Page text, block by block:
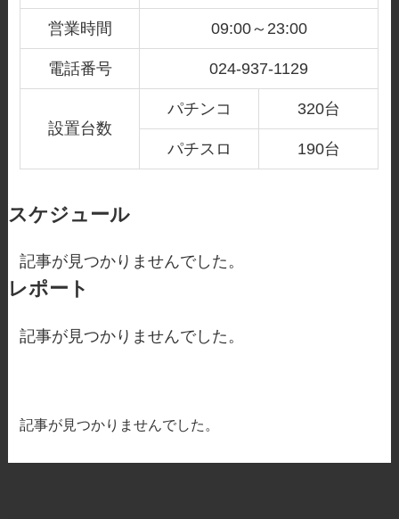
営業時間 09:00～23:00
電話番号 024-937-1129
設置台数
パチンコ 320台
パチスロ 190台
スケジュール
記事が見つかりませんでした。
レポート
記事が見つかりませんでした。
記事が見つかりませんでした。